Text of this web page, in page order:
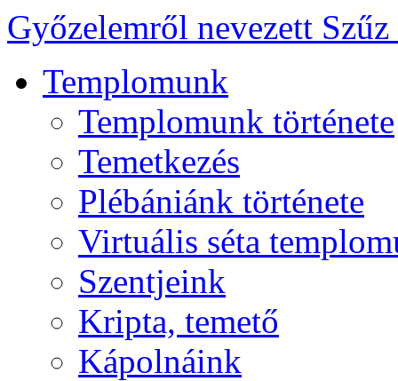
Győzelemről nevezett
Templomunk
Templomunk története
Temetkezés
Plébániánk története
Virtuális séta
Szentjeink
Kripta, temető
Kápolnáink